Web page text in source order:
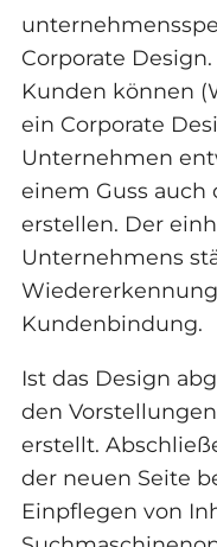
Corporate
Kunden können
ein Corporate
Unternehmen
einem Guss auch
erstellen. Der
Unternehmens
Kundenbindung.
Ist das Design
den
erstellt.
der neuen Seite
Einpflegen von